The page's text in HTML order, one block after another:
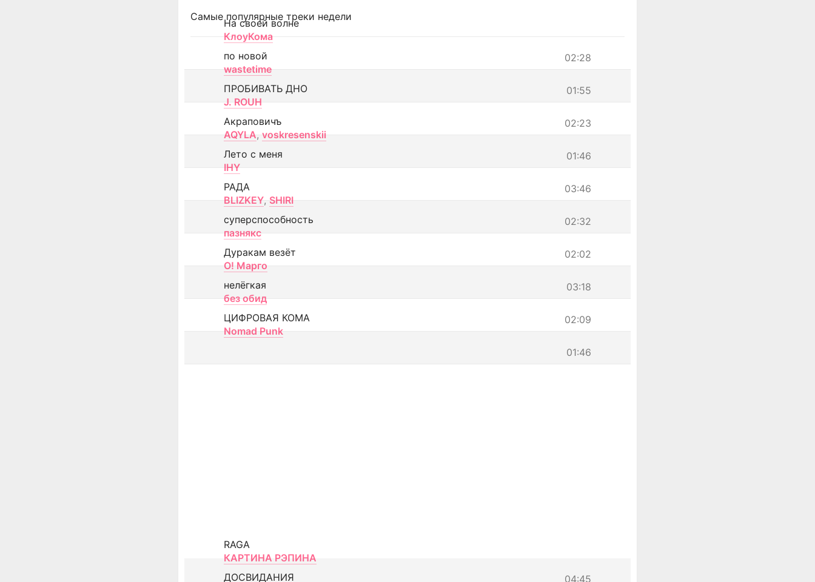
Самые популярные треки недели
На своей волне
КлоуКома
02:28
по новой
wastetime
01:55
ПРОБИВАТЬ ДНО
J. ROUH
02:23
Акраповичъ
AQYLA, voskresenskii
01:46
Лето с меня
IHY
03:46
РАДА
BLIZKEY, SHIRI
02:32
суперспособность
пазнякс
02:02
Дуракам везёт
О! Марго
03:18
нелёгкая
без обид
02:09
ЦИФРОВАЯ КОМА
Nomad Punk
01:46
RAGA
КАРТИНА РЭПИНА
04:45
ДОСВИДАНИЯ